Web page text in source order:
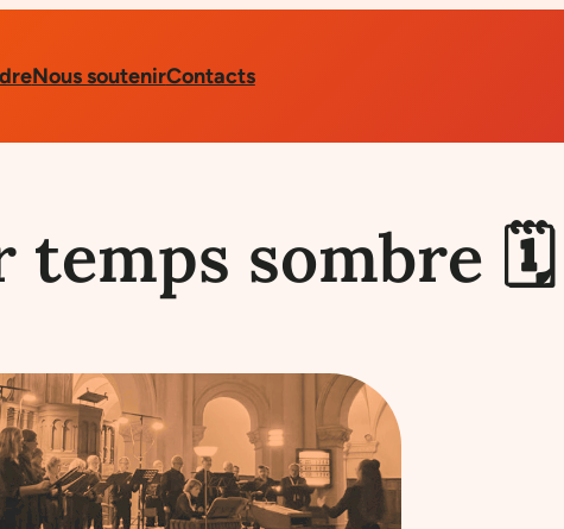
Nous soutenirContacts
temps sombre